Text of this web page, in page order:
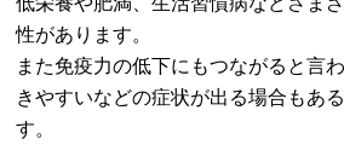
性があります。
また免疫力の低下にもつながると言
きやすいなどの症状が出る場合もあ
す。